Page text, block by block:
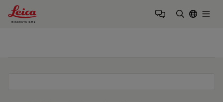
Leica Microsystems Logo